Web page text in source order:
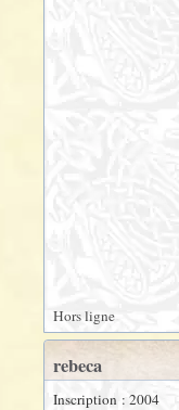
Hors ligne
rebeca
Inscription : 2004